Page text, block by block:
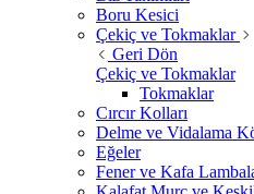
Boru Kesici
Çekiç ve Tokmaklar
Geri Dön
Çekiç ve Tokmaklar
Tokmaklar
Cırcır Kolları
Delme ve Vidalama
Eğeler
Fener ve Kafa